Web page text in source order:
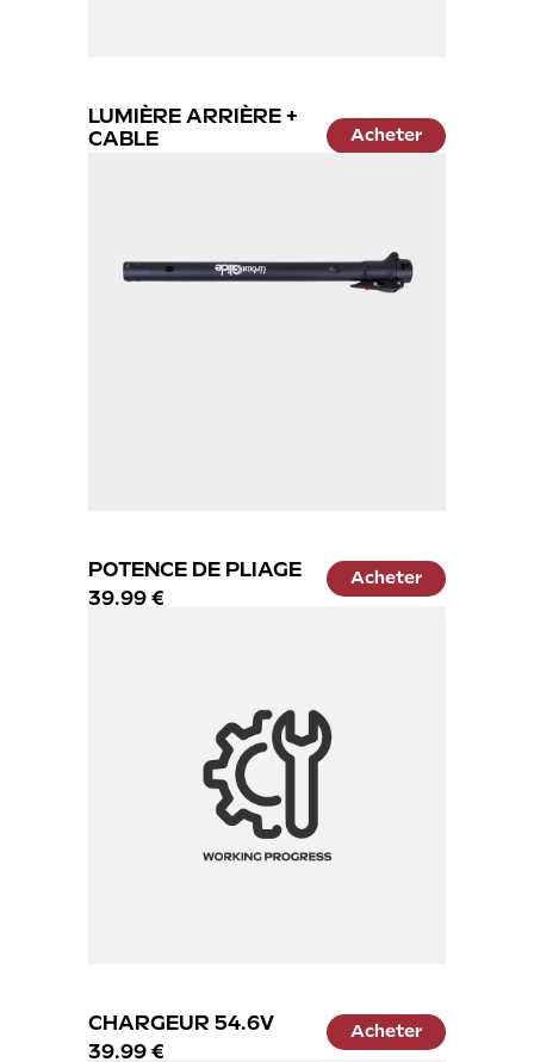
LUMIÈRE ARRIÈRE +
CABLE
Acheter
POTENCE DE PLIAGE
39.99 €
Acheter
CHARGEUR 54.6V
39.99 €
Acheter